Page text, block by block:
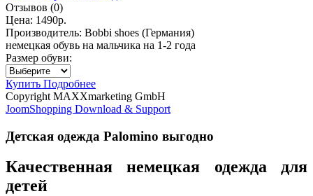
Отзывов (0)
Цена: 1490р.
Производитель: Bobbi shoes (Германия)
немецкая обувь на мальчика на 1-2 года
Размер обуви:
Купить Подробнее
Copyright MAXXmarketing GmbH
JoomShopping Download & Support
Детская одежда Palomino выгодно
Качественная немецкая одежда для
детей